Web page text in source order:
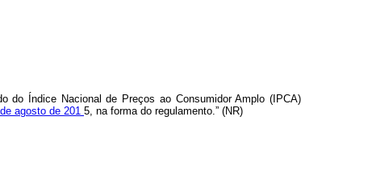
do Índice Nacional de Preços ao Consumidor Amplo (IPCA)
agosto de 201 5, na forma do regulamento.” (NR)